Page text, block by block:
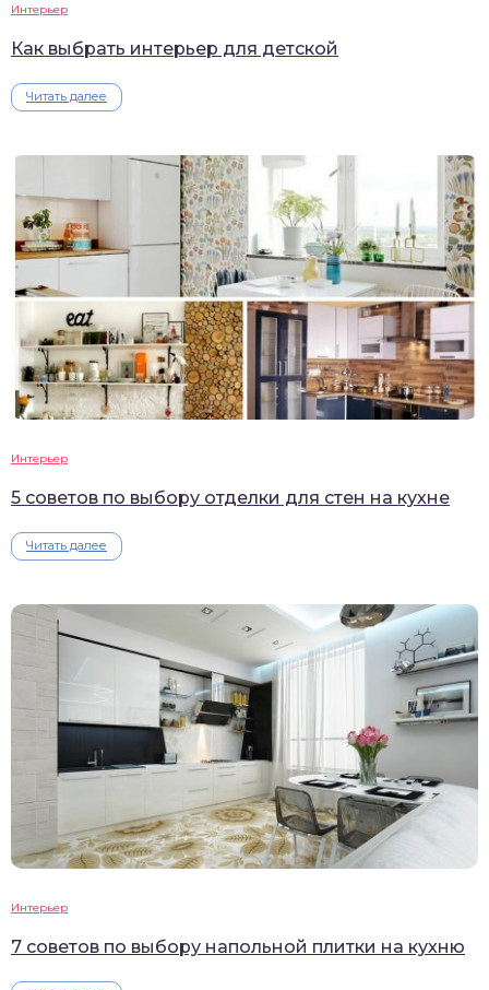
Интерьер
Как выбрать интерьер для детской
Читать далее
Интерьер
5 советов по выбору отделки для стен на кухне
Читать далее
Интерьер
7 советов по выбору напольной плитки на кухню